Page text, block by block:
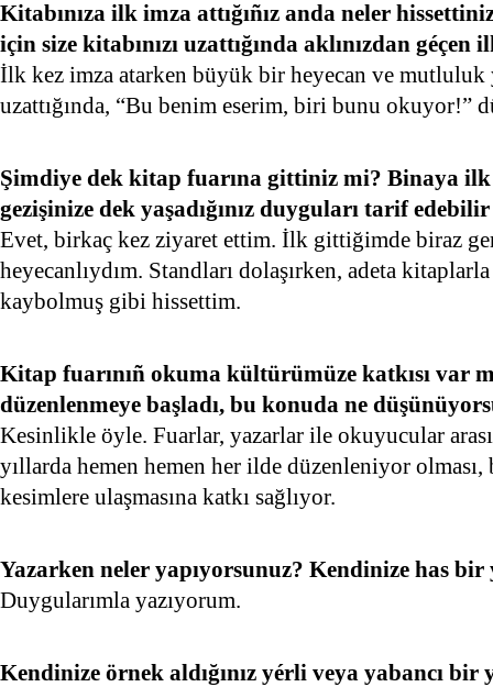
Kitabınıza ilk imza attığıñız anda neler
için size kitabınızı uzattığında aklınızdan
İlk kez imza atarken büyük bir heyecan ve mutluluk
uzattığında, “Bu benim eserim, biri bunu okuyor!”
Şimdiye dek kitap fuarına gittiniz mi? Binaya
gezişinize dek yaşadığınız duyguları tarif
Evet, birkaç kez ziyaret ettim. İlk gittiğimde biraz
heyecanlıydım. Standları dolaşırken, adeta
kaybolmuş gibi hissettim.
Kitap fuarınıñ okuma kültürümüze katkısı var
düzenlenmeye başladı, bu konuda ne
Kesinlikle öyle. Fuarlar, yazarlar ile okuyucular
yıllarda hemen hemen her ilde düzenleniyor
kesimlere ulaşmasına katkı sağlıyor.
Yazarken neler yapıyorsunuz? Kendinize has
Duygularımla yazıyorum.
Kendinize örnek aldığınız yérli veya yabancı bir